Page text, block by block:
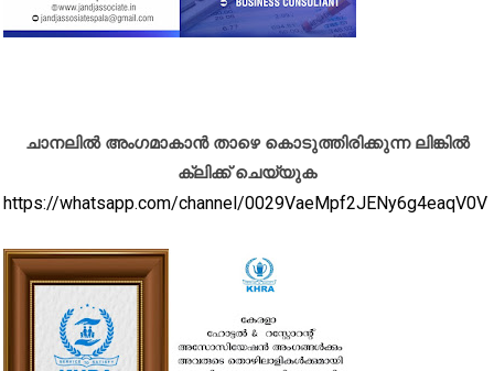
ചാനലിൽ അംഗമാകാൻ താഴെ കൊടുത്തിരിക്കുന്ന ലിങ്കിൽ
ക്ലിക്ക് ചെയ്യുക
https://whatsapp.com/channel/0029VaeMpf2JENy6g4eaqV0V